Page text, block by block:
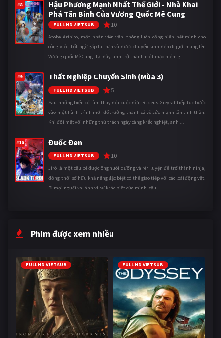
#8
Hậu Phương Mạnh Nhất Thế Giới - Nhà Khai
Phá Tân Binh Của Vương Quốc Mê Cung
FULL HD VIETSUB 10
Atobe Arihito, một nhân viên văn phòng luôn cống hiến hết mình cho
công việc, bất ngờ gặp tai nạn và được chuyển sinh đến dị giới mang tên
Vương quốc Mê Cung. Tại đây, anh trở thành một mạo hiểm gi ...
#9 Thất Nghiệp Chuyển Sinh (Mùa 3)
FULL HD VIETSUB 5
Sau những biến cố làm thay đổi cuộc đời, Rudeus Greyrat tiếp tục bước
vào một hành trình mới để trưởng thành cả về sức mạnh lẫn tinh thần.
Khi đối mặt với những thử thách ngày càng khắc nghiệt, anh ...
#10 Đuốc Đen
FULL HD VIETSUB 10
Jirô là một cậu bé được ông nuôi dưỡng và rèn luyện để trở thành ninja,
đồng thời sở hữu khả năng đặc biệt có thể giao tiếp với các loài động vật.
Bị mọi người xa lánh vì sự khác biệt của mình, cậu ...
Phim được xem nhiều
FULL HD VIETSUB FULL HD VIETSUB